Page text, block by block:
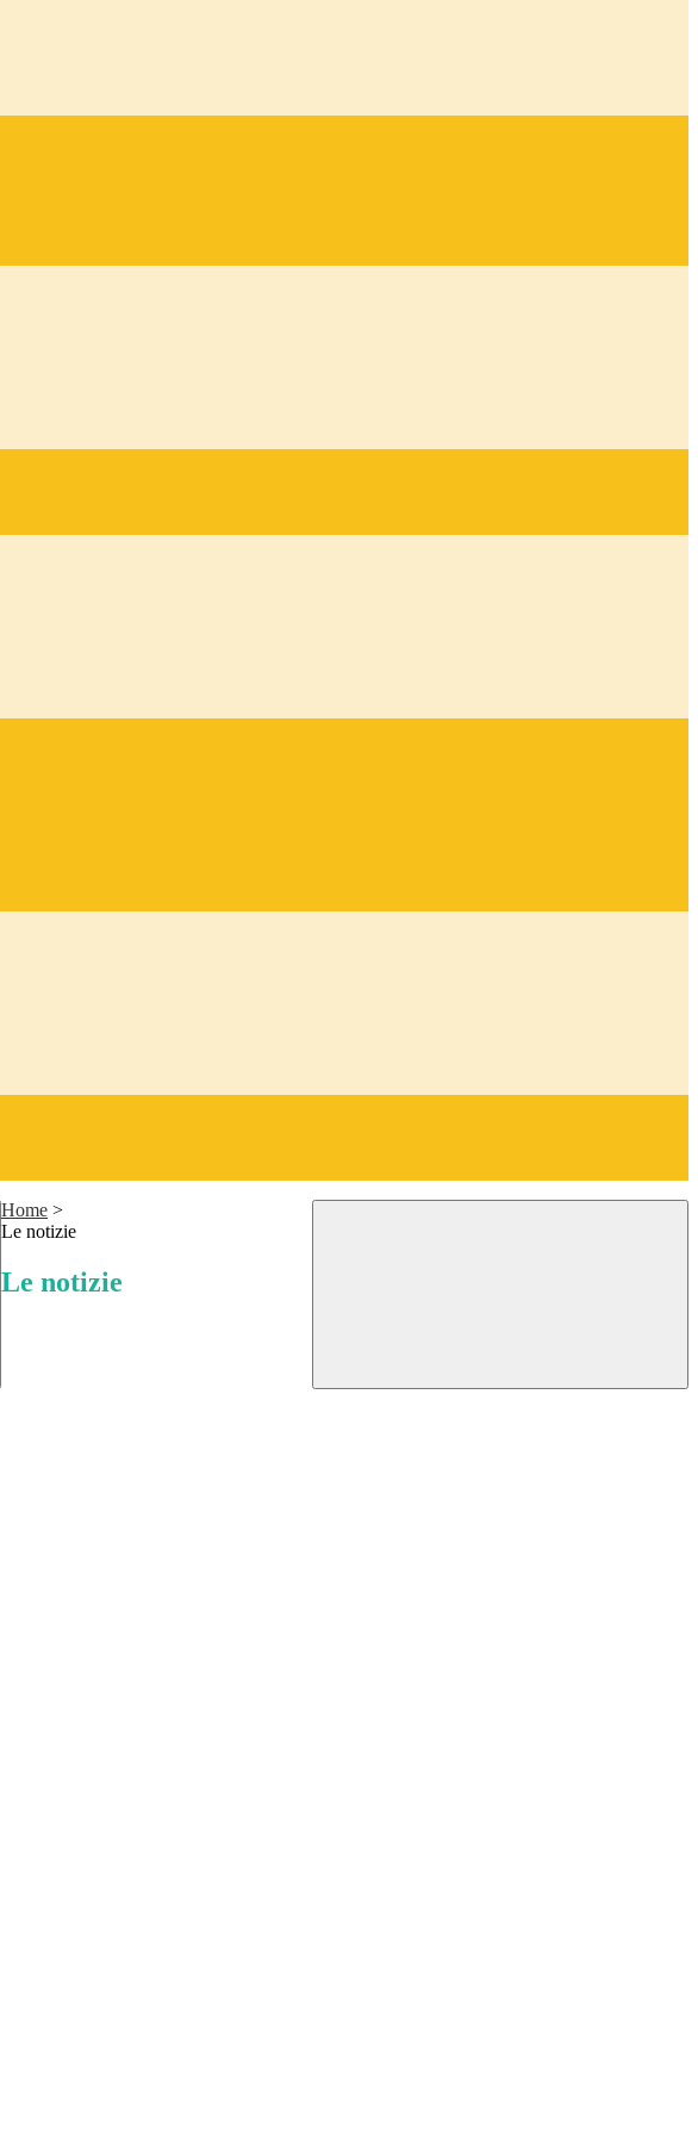
Home >
Le notizie
Le notizie